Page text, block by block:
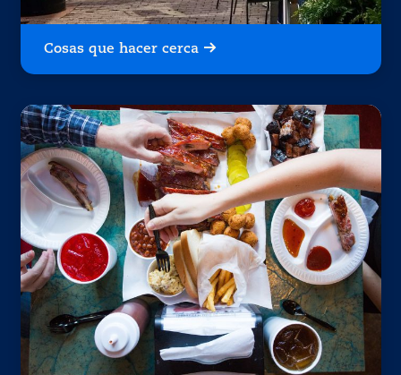
Cosas que hacer cerca